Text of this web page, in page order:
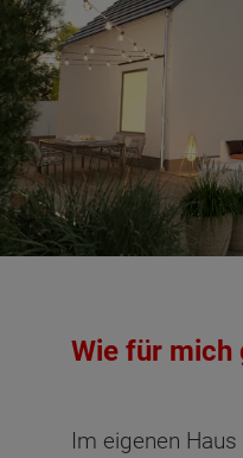
Wie für mich
Im eigenen